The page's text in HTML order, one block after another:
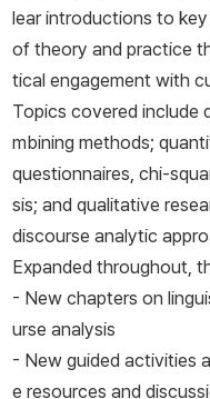
lear introductions to
of theory and practice
tical engagement with
Topics covered include
mbining methods;
questionnaires, chi-
sis; and qualitative
discourse analytic
Expanded throughout,
- New chapters on
urse analysis
- New guided activities
e resources and